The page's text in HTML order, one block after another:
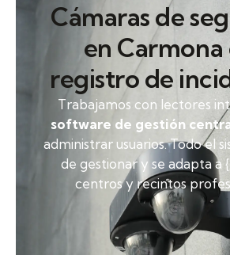
Cámaras de
en Carmona
registro de
Trabajamos con lectores
software de gestión
administrar usuarios. Todo el
de gestionar y se adapta a
centros y recintos